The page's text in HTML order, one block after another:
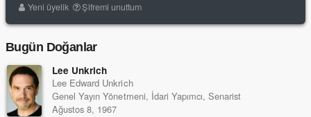
Yeni üyelik Şifremi unuttum
Bugün Doğanlar
Lee Unkrich
Lee Edward Unkrich
Genel Yayın Yönetmeni, İdari Yapımcı, Senarist
Ağustos 8, 1967